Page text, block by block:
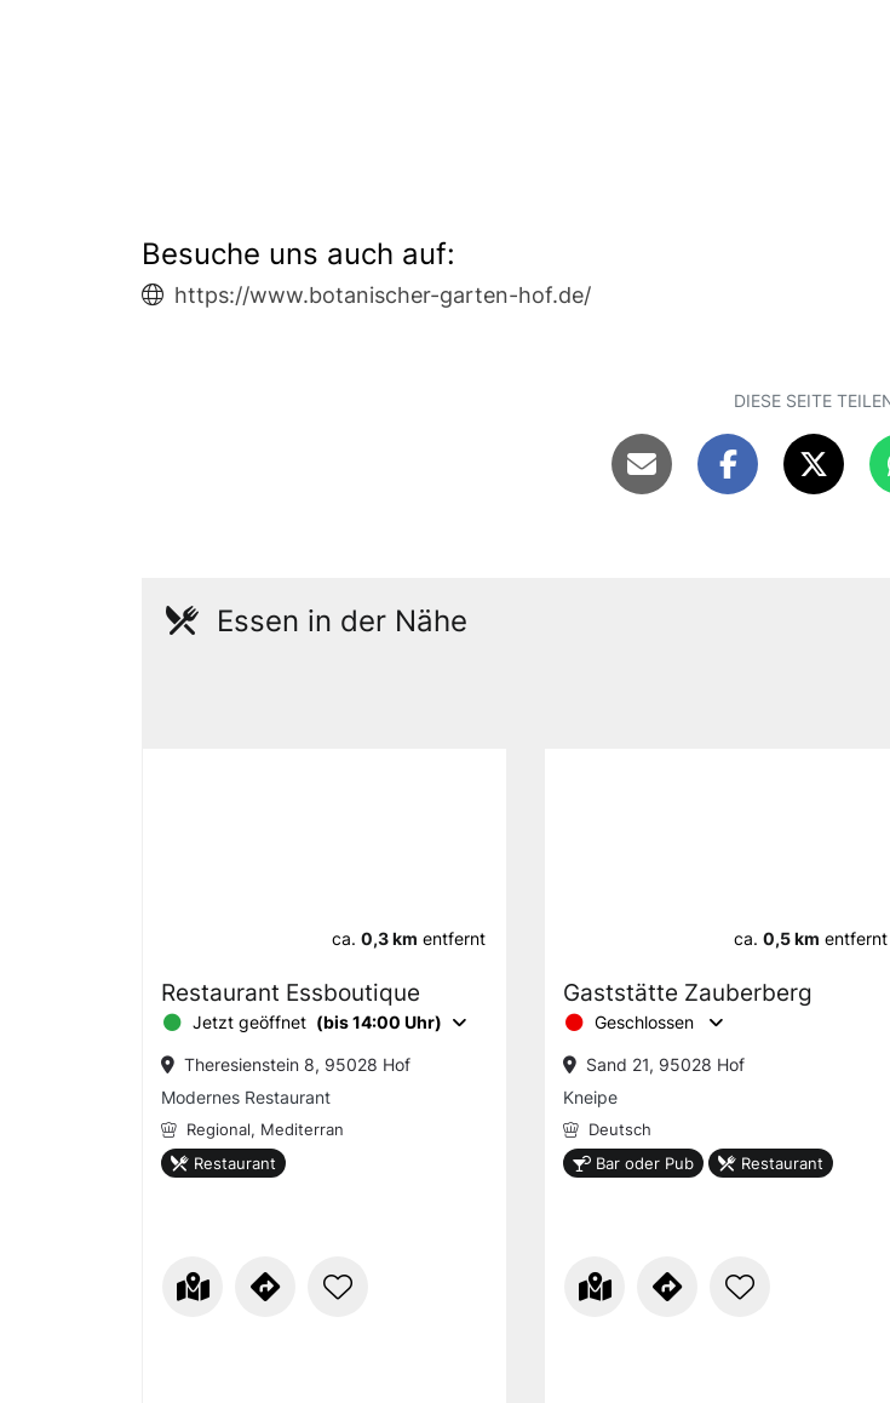
Besuche uns auch auf:
https://www.botanischer-garten-hof.de/
DIESE SEITE
Essen in der Nähe
ca. 0,3 km entfernt
Restaurant Essboutique
Jetzt geöffnet (bis 14:00 Uhr)
Theresienstein 8, 95028 Hof
Modernes Restaurant
Regional, Mediterran
Restaurant
ca. 0,5 km entfernt
Gaststätte Zauberberg
Geschlossen
Sand 21, 95028 Hof
Kneipe
Deutsch
Bar oder Pub Restaurant